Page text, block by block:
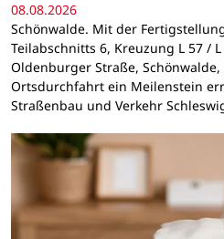
08.08.2026
Schönwalde. Mit der
Teilabschnitts 6, Kreuzung L 57 /
Oldenburger Straße,
Ortsdurchfahrt ein Meilenstein
Straßenbau und Verkehr